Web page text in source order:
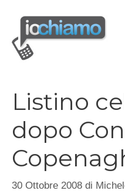
contenuto
Listino
dopo
30 Ottobre 2008 di